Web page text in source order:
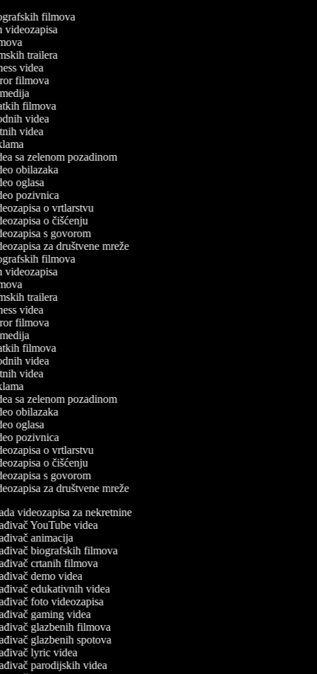
filmova
videozapisa
trailera
videa
filmova
filmova
videa
videa
sa zelenom pozadinom
obilazaka
oglasa
pozivnica
o vrtlarstvu
o čišćenju
s govorom
za društvene mreže
filmova
videozapisa
trailera
videa
filmova
filmova
videa
videa
sa zelenom pozadinom
obilazaka
oglasa
pozivnica
o vrtlarstvu
o čišćenju
s govorom
za društvene mreže
videozapisa za nekretnine
YouTube videa
animacija
biografskih filmova
crtanih filmova
demo videa
edukativnih videa
foto videozapisa
gaming videa
glazbenih filmova
glazbenih spotova
lyric videa
parodijskih videa